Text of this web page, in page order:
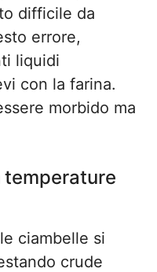
difficile da
errore,
liquidi
con la farina.
morbido ma
temperature
ciambelle si
crude